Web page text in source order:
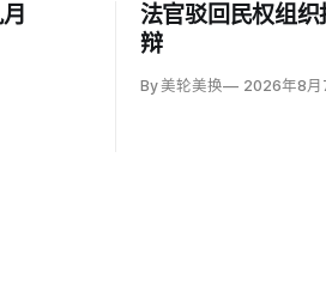
法官驳回民权组
辩
By 美轮美换 2026年8月